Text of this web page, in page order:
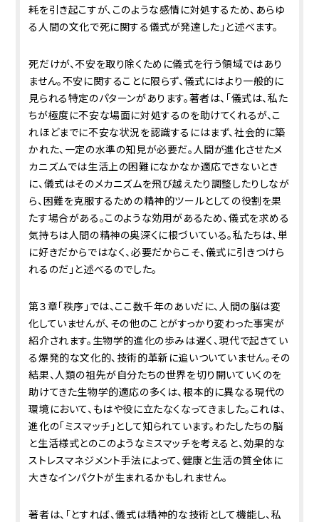
耗を引き起こすが、このような感情に対処するため、あらゆ
る人間の文化で死に関する儀式が発達した」と述べます。
死だけが、不安を取り除くために儀式を行う領域ではあり
ません。不安に関することに限らず、儀式にはより一般的に
見られる特定のパターンがあります。著者は、「儀式は、私た
ちが極度に不安な場面に対処するのを助けてくれるが、こ
れほどまでに不安な状況を認識するにはまず、社会的に築
かれた、一定の水準の知見が必要だ。人間が進化させたメ
カニズムでは生活上の困難になかなか適応できないとき
に、儀式はそのメカニズムを飛び越えたり調整したりしなが
ら、困難を克服するための精神的ツールとしての役割を果
たす場合がある。このような効用があるため、儀式を求める
気持ちは人間の精神の奥深くに根づいている。私たちは、単
に好きだからではなく、必要だからこそ、儀式に引きつけら
れるのだ」と述べるのでした。
第３章「秩序」では、ここ数千年のあいだに、人間の脳は変
化していませんが、その他のことがすっかり変わった事実が
紹介されます。生物学的進化の歩みは遅く、現代で起きてい
る爆発的な文化的、技術的革新に追いついていません。その
結果、人類の祖先が自分たちの世界を切り開いていくのを
助けてきた生物学的適応の多くは、根本的に異なる現代の
環境において、もはや役に立たなくなってきました。これは、
進化の「ミスマッチ」として知られています。わたしたちの脳
と生活様式とのこのようなミスマッチを考えると、効果的な
ストレスマネジメント手法によって、健康と生活の質全体に
大きなインパクトが生まれるかもしれません。
著者は、「とすれば、儀式は精神的な技術として機能し、私